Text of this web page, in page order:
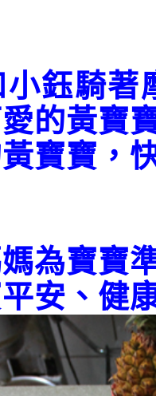
鈺騎著
的黃寶
寶寶，
為寶寶
安、健